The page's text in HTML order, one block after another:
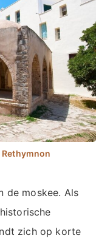
de moskee. Als
zich op korte